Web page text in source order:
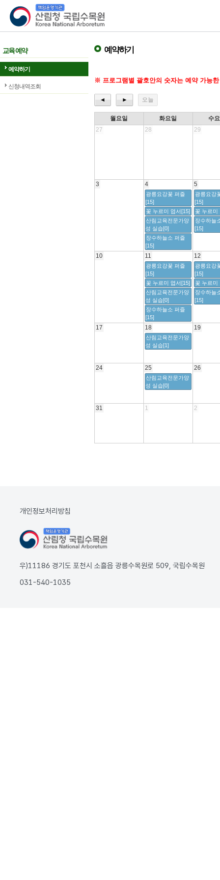
산림청 국립수목원
교육 예약
예약하기
신청내역조회
예약하기
※ 프로그램별 괄호안의 숫자는 예약 가능
◄ ► 오늘
월요일 화요일
수
27
28 29
3 4 5
10 11 12
17 18 19
24 25 26
31 1 2
광릉요강꽃 퍼즐
[15]
광릉요강
[15]
꽃 누르미 엽서[15]
꽃 누르미
산림교육전문가양
성 실습[0]
장수하늘
[15]
장수하늘소 퍼즐
[15]
광릉요강꽃 퍼즐
[15]
광릉요강
[15]
꽃 누르미 엽서[15]
꽃 누르미
산림교육전문가양
성 실습[0]
장수하늘
[15]
장수하늘소 퍼즐
[15]
산림교육전문가양
성 실습[1]
산림교육전문가양
성 실습[0]
개인정보처리방침
우)11186 경기도 포천시 소흘읍 광릉수목원로 509, 국립수목원
031-540-1035